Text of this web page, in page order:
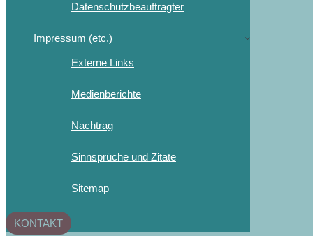
Datenschutzbeauftragter
Impressum (etc.)
Externe Links
Medienberichte
Nachtrag
Sinnsprüche und Zitate
Sitemap
KONTAKT